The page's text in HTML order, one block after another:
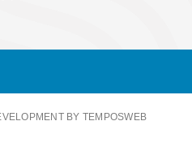
BY TEMPOSWEB